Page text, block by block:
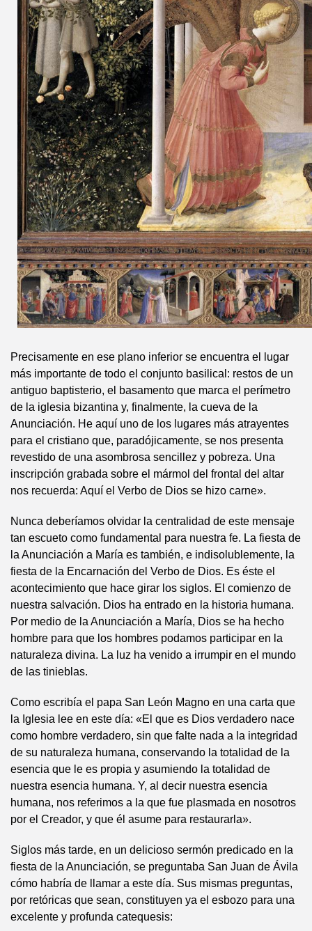
Precisamente en ese plano inferior se encuentra el lugar
más importante de todo el conjunto basilical: restos de un
antiguo baptisterio, el basamento que marca el perímetro
de la iglesia bizantina y, finalmente, la cueva de la
Anunciación. He aquí uno de los lugares más atrayentes
para el cristiano que, paradójicamente, se nos presenta
revestido de una asombrosa sencillez y pobreza. Una
inscripción grabada sobre el mármol del frontal del altar
nos recuerda: Aquí el Verbo de Dios se hizo carne».
Nunca deberíamos olvidar la centralidad de este mensaje
tan escueto como fundamental para nuestra fe. La fiesta de
la Anunciación a María es también, e indisolublemente, la
fiesta de la Encarnación del Verbo de Dios. Es éste el
acontecimiento que hace girar los siglos. El comienzo de
nuestra salvación. Dios ha entrado en la historia humana.
Por medio de la Anunciación a María, Dios se ha hecho
hombre para que los hombres podamos participar en la
naturaleza divina. La luz ha venido a irrumpir en el mundo
de las tinieblas.
Como escribía el papa San León Magno en una carta que
la Iglesia lee en este día: «El que es Dios verdadero nace
como hombre verdadero, sin que falte nada a la integridad
de su naturaleza humana, conservando la totalidad de la
esencia que le es propia y asumiendo la totalidad de
nuestra esencia humana. Y, al decir nuestra esencia
humana, nos referimos a la que fue plasmada en nosotros
por el Creador, y que él asume para restaurarla».
Siglos más tarde, en un delicioso sermón predicado en la
fiesta de la Anunciación, se preguntaba San Juan de Ávila
cómo habría de llamar a este día. Sus mismas preguntas,
por retóricas que sean, constituyen ya el esbozo para una
excelente y profunda catequesis: